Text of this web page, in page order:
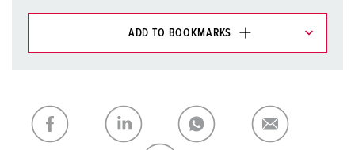
ADD TO BOOKMARKS
My list ADD
CREATE A NEW LIST